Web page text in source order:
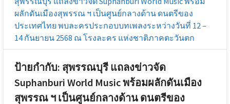
ผลักดันเมืองสุพรรณ ฯ เป็นศูนย์กลางด้าน ดนตรีของ
ประเทศไทย พบละครประกอบบทเพลงระหว่างวันที่ 12 –
14 กันยายน 2568 ณ โรงละคร แห่งชาติภาคตะวันตก
ป้ายกำกับ: สุพรรณบุรี แถลงข่าวจัด
Suphanburi World Music พร้อมผลักดันเมือง
สุพรรณ ฯ เป็นศูนย์กลางด้าน ดนตรีของ